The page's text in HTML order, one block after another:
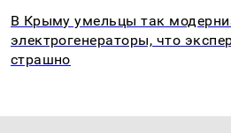
ждать всем нам?
В Крыму умельцы так
электрогенераторы, что
страшно